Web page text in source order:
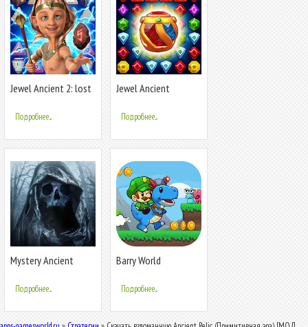
Jewel Ancient 2: lost
Подробнее...
Jewel Ancient
Подробнее...
Mystery Ancient
Подробнее...
Barry World
Подробнее...